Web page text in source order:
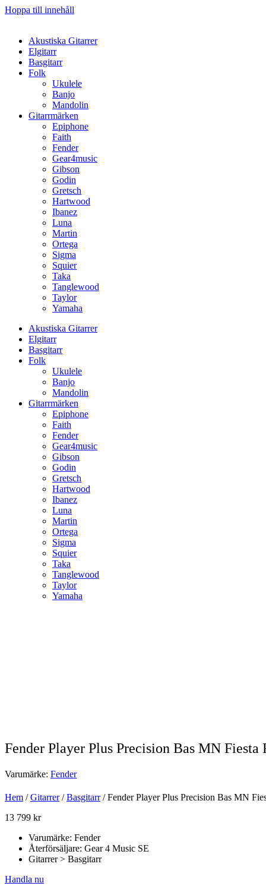
Hoppa till innehåll
Akustiska Gitarrer
Elgitarr
Basgitarr
Folk
Ukulele
Banjo
Mandolin
Gitarrmärken
Epiphone
Faith
Fender
Gear4music
Gibson
Godin
Gretsch
Hartwood
Ibanez
Luna
Martin
Ortega
Sigma
Squier
Taka
Tanglewood
Taylor
Yamaha
Akustiska Gitarrer
Elgitarr
Basgitarr
Folk
Ukulele
Banjo
Mandolin
Gitarrmärken
Epiphone
Faith
Fender
Gear4music
Gibson
Godin
Gretsch
Hartwood
Ibanez
Luna
Martin
Ortega
Sigma
Squier
Taka
Tanglewood
Taylor
Yamaha
Fender Player Plus Precision Bas MN Fiesta
Varumärke: Fender
Hem /Gitarrer/Basgitarr/ Fender Player Plus Precision Bas MN
13 799 kr
Varumärke: Fender
Återförsäljare: Gear 4 Music SE
Gitarrer > Basgitarr
Handla nu